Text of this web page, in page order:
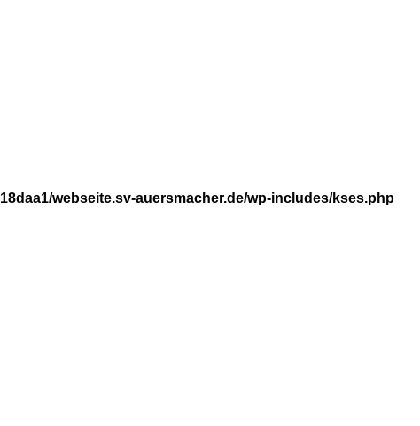
webseite.sv-auersmacher.de/wp-includes/kses.php